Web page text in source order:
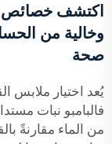
اكتشف خصائص
وخالية من
صحة
يُعد اختيار ملابس
فالبامبو نبات
من الماء مقارنةً